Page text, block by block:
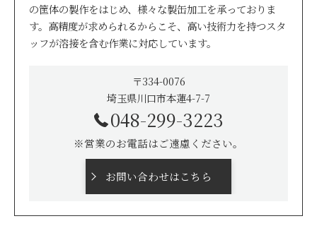
の筐体の製作をはじめ、様々な製缶加工を承っておりま
す。高精度が求められるからこそ、高い技術力を持つスタ
ッフが溶接を含む作業に対応しています。
〒334-0076
埼玉県川口市本蓮4-7-7
048-299-3223
※営業のお電話はご遠慮ください。
お問い合わせはこちら